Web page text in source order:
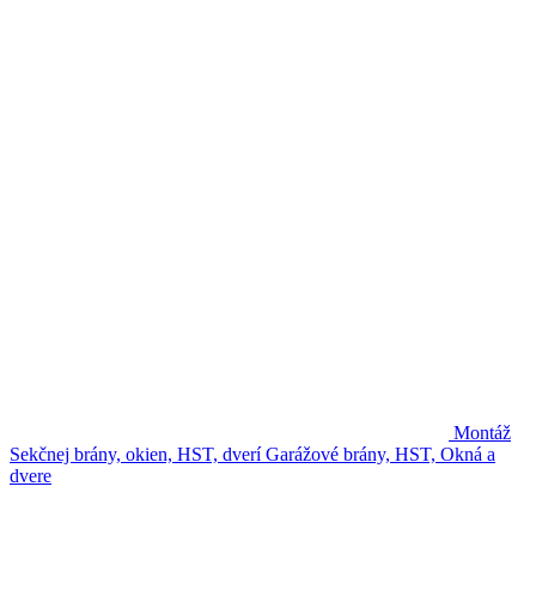
Montáž
Sekčnej brány, okien, HST, dverí Garážové brány, HST, Okná a
dvere